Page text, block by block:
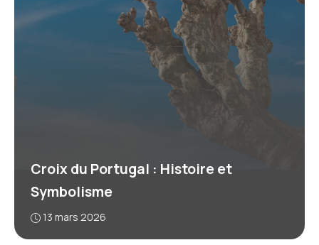
Croix du Portugal : Histoire et
Symbolisme
13 mars 2026